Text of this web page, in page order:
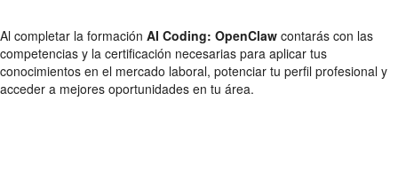
Al completar la formación AI Coding: OpenClaw contarás con las
competencias y la certificación necesarias para aplicar tus
conocimientos en el mercado laboral, potenciar tu perfil profesional y
acceder a mejores oportunidades en tu área.